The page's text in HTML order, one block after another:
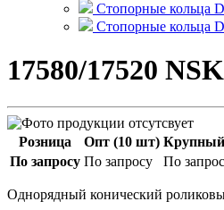
Стопорные кольца
Стопорные кольца
17580/17520
Розница Опт (10 шт)
По запросу По запросу По
Однорядный конический